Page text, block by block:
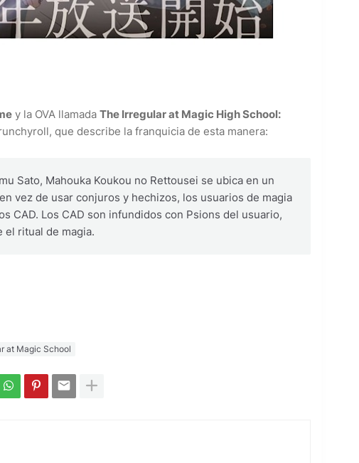
y la OVA llamada The Irregular at Magic High School:
que describe la franquicia de esta manera:
Sato, Mahouka Koukou no Rettousei se ubica en un
vez de usar conjuros y hechizos, los usuarios de magia
CAD. Los CAD son infundidos con Psions del usuario,
el ritual de magia.
at Magic School